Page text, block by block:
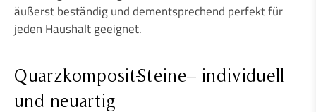
äußerst beständig und dementsprechend perfekt für
jeden Haushalt geeignet.
Quarzkomposit-Steine– individuell
und neuartig